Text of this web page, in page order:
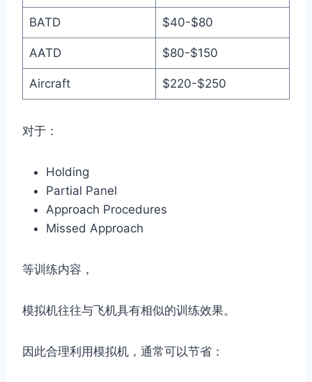
BATD $40-$80
AATD $80-$150
Aircraft $220-$250
对于：
Holding
Partial Panel
Approach Procedures
Missed Approach
等训练内容，
模拟机往往与飞机具有相似的训练效果。
因此合理利用模拟机，通常可以节省：